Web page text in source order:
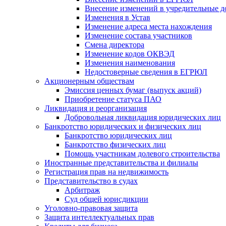
Внесение изменений в учредительные
Изменения в Устав
Изменение адреса места нахождения
Изменение состава участников
Смена директора
Изменение кодов ОКВЭД
Изменения наименования
Недостоверные сведения в ЕГРЮЛ
Акционерным обществам
Эмиссия ценных бумаг (выпуск акций)
Приобретение статуса ПАО
Ликвидация и реорганизация
Добровольная ликвидация юридических лиц
Банкротство юридических и физических лиц
Банкротство юридических лиц
Банкротство физических лиц
Помощь участникам долевого строительства
Иностранные представительства и филиалы
Регистрация прав на недвижимость
Представительство в судах
Арбитраж
Суд общей юрисдикции
Уголовно-правовая защита
Защита интеллектуальных прав